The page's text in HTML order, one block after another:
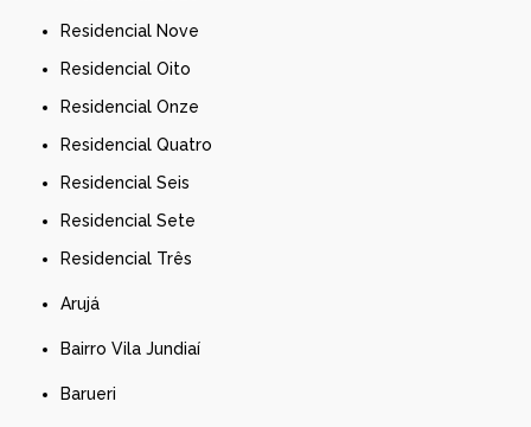
Residencial Nove
Residencial Oito
Residencial Onze
Residencial Quatro
Residencial Seis
Residencial Sete
Residencial Três
Arujá
Bairro Vila Jundiaí
Barueri